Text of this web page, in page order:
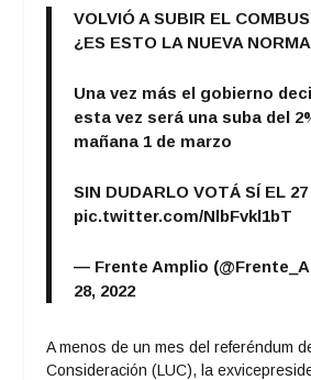
VOLVIÓ A SUBIR EL
¿ES ESTO LA NUEVA
Una vez más el gobierno
esta vez será una suba del
mañana 1 de marzo
SIN DUDARLO VOTÁ SÍ EL
pic.twitter.com/NlbFvkl1bT
— Frente Amplio
28, 2022
A menos de un mes del referéndum
Consideración (LUC), la